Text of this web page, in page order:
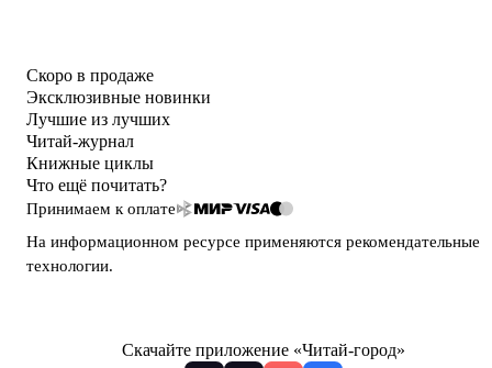
Скоро в продаже
Эксклюзивные новинки
Лучшие из лучших
Читай-журнал
Книжные циклы
Что ещё почитать?
Принимаем к оплате
На информационном ресурсе применяются рекомендательные
технологии.
Скачайте приложение «Читай-город»